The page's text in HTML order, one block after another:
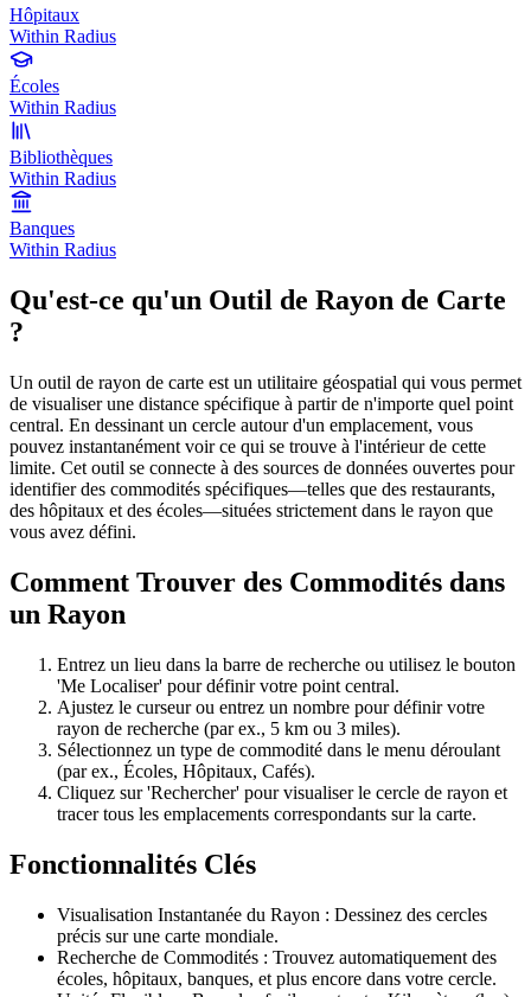
Hôpitaux
Within Radius
Écoles
Within Radius
Bibliothèques
Within Radius
Banques
Within Radius
Qu'est-ce qu'un Outil de Rayon de Carte
?
Un outil de rayon de carte est un utilitaire géospatial qui vous permet
de visualiser une distance spécifique à partir de n'importe quel point
central. En dessinant un cercle autour d'un emplacement, vous
pouvez instantanément voir ce qui se trouve à l'intérieur de cette
limite. Cet outil se connecte à des sources de données ouvertes pour
identifier des commodités spécifiques—telles que des restaurants,
des hôpitaux et des écoles—situées strictement dans le rayon que
vous avez défini.
Comment Trouver des Commodités dans
un Rayon
Entrez un lieu dans la barre de recherche ou utilisez le bouton
'Me Localiser' pour définir votre point central.
Ajustez le curseur ou entrez un nombre pour définir votre
rayon de recherche (par ex., 5 km ou 3 miles).
Sélectionnez un type de commodité dans le menu déroulant
(par ex., Écoles, Hôpitaux, Cafés).
Cliquez sur 'Rechercher' pour visualiser le cercle de rayon et
tracer tous les emplacements correspondants sur la carte.
Fonctionnalités Clés
Visualisation Instantanée du Rayon : Dessinez des cercles
précis sur une carte mondiale.
Recherche de Commodités : Trouvez automatiquement des
écoles, hôpitaux, banques, et plus encore dans votre cercle.